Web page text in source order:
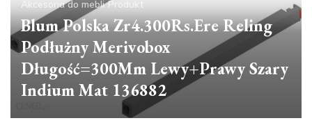
Akcesoria do mebli Produkt
Blum Polska Zr4.300Rs.Ere Reling
Podłużny Merivobox
Długość=300Mm Lewy+Prawy Szary
Indium Mat 136882